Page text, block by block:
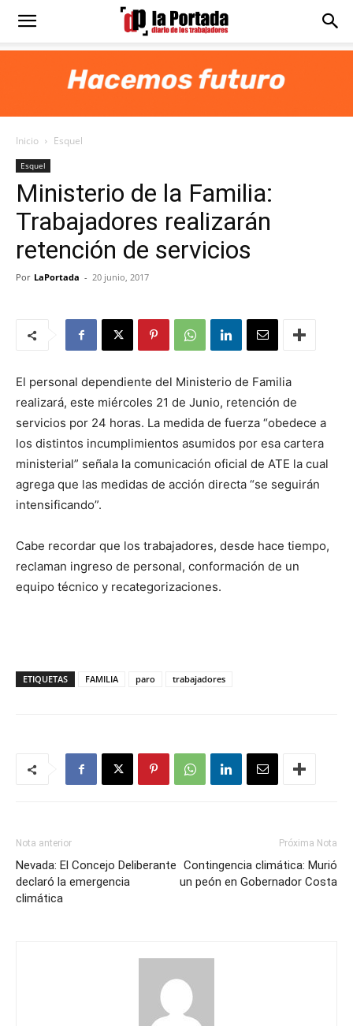
Diario
Portada
Inicio Esquel
Esquel
Ministerio de la Familia:
Trabajadores realizarán
retención de servicios
Por LaPortada - 20 junio, 2017
El personal dependiente del Ministerio de Familia
realizará, este miércoles 21 de Junio, retención de
servicios por 24 horas. La medida de fuerza “obedece a
los distintos incumplimientos asumidos por esa cartera
ministerial” señala la comunicación oficial de ATE la cual
agrega que las medidas de acción directa “se seguirán
intensificando”.
Cabe recordar que los trabajadores, desde hace tiempo,
reclaman ingreso de personal, conformación de un
equipo técnico y recategorizaciones.
ETIQUETAS FAMILIA paro trabajadores
Nota anterior
Nevada: El Concejo Deliberante
declaró la emergencia
climática
Próxima Nota
Contingencia climática: Murió
un peón en Gobernador Costa